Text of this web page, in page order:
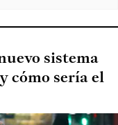
sistema
cómo sería el